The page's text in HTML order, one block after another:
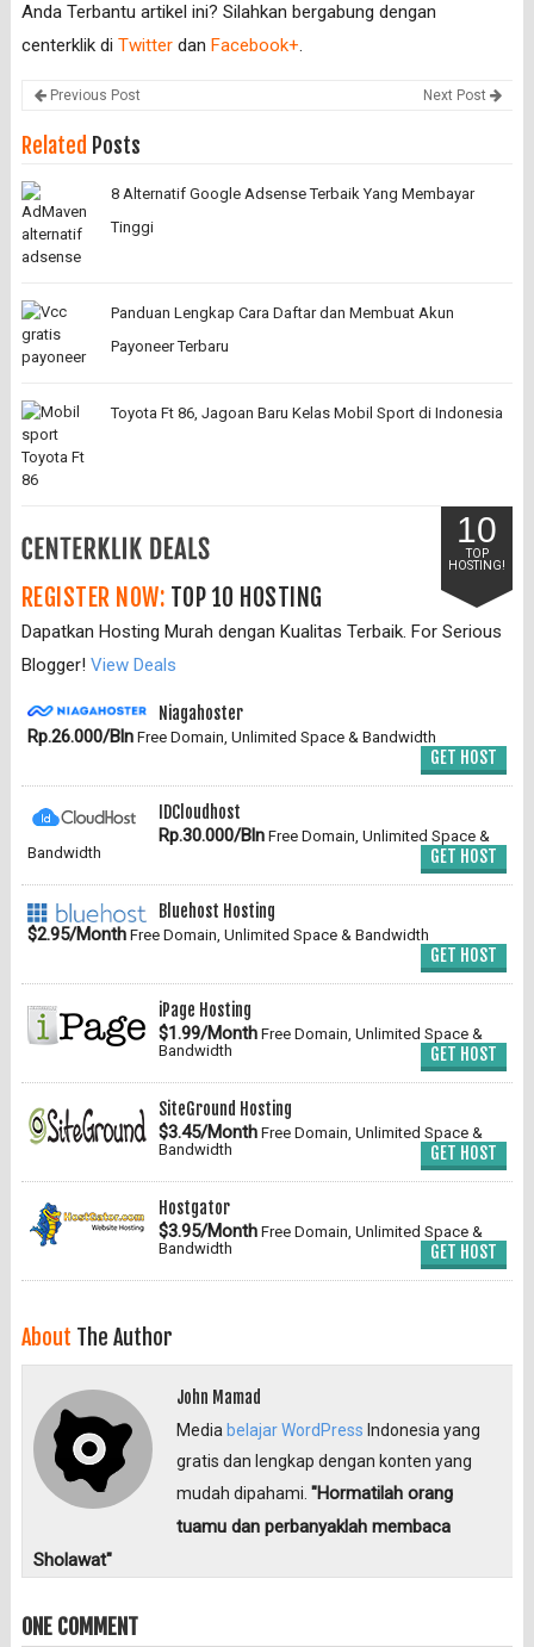
Anda Terbantu artikel ini? Silahkan bergabung dengan
centerklik di Twitterdan Facebook+.
Previous Post Next Post
Related Posts
8 Alternatif Google Adsense Terbaik Yang Membayar
Tinggi
Panduan Lengkap Cara Daftar dan Membuat Akun
Payoneer Terbaru
Toyota Ft 86, Jagoan Baru Kelas Mobil Sport di Indonesia
10
TOP
HOSTING!
REGISTER NOW: TOP 10 HOSTING
Dapatkan Hosting Murah dengan Kualitas Terbaik. For Serious
Blogger! View Deals
Niagahoster
Rp.26.000/BlnFree Domain, Unlimited Space & Bandwidth
GET HOST
IDCloudhost
Rp.30.000/BlnFree Domain, Unlimited Space &
Bandwidth
GET HOST
Bluehost Hosting
$2.95/MonthFree Domain, Unlimited Space & Bandwidth
GET HOST
iPage Hosting
$1.99/MonthFree Domain, Unlimited Space &
Bandwidth
GET HOST
SiteGround Hosting
$3.45/MonthFree Domain, Unlimited Space &
Bandwidth
GET HOST
Hostgator
$3.95/MonthFree Domain, Unlimited Space &
Bandwidth
GET HOST
About The Author
John Mamad
Media belajar WordPress Indonesia yang
gratis dan lengkap dengan konten yang
mudah dipahami."Hormatilah orang
tuamu dan perbanyaklah membaca
Sholawat"
ONE COMMENT